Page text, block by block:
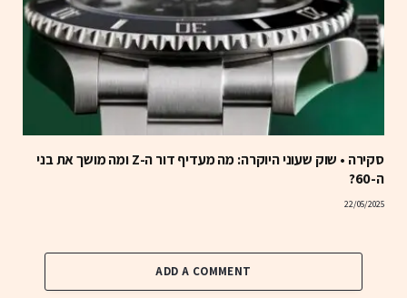
סקירה • שוק שעוני היוקרה: מה מעדיף דור ה-Z ומה מושך את בני
ה-60?
22/05/2025
ADD A COMMENT